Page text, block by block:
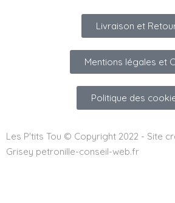
Livraison et
Mentions légales et
Politique des
Les P'tits Tou © Copyright 2022 - Site
Grisey petronille-conseil-web.fr